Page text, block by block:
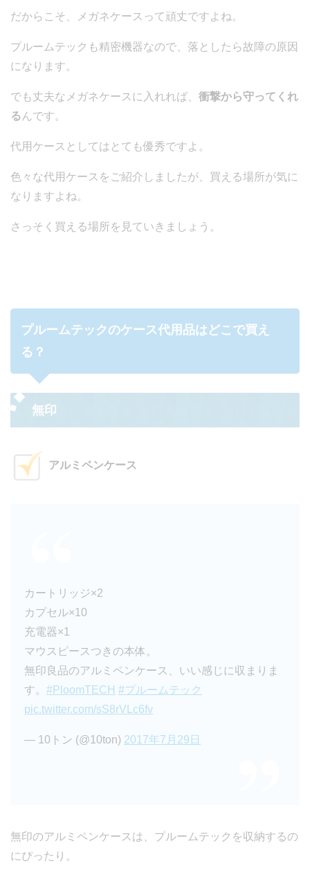
だからこそ、メガネケースって頑丈ですよね。
プルームテックも精密機器なので、落としたら故障の原因
になります。
でも丈夫なメガネケースに入れれば、 衝撃から守ってくれ
るんです。
代用ケースとしてはとても優秀ですよ。
色々な代用ケースをご紹介しましたが、買える場所が気に
なりますよね。
さっそく買える場所を見ていきましょう。
プルームテックのケース代用品はどこで買え
る？
無印
アルミペンケース
カートリッジ×2
カプセル×10
充電器×1
マウスピースつきの本体。
無印良品のアルミペンケース、いい感じに収まりま
す。 #PloomTECH #プルームテック
pic.twitter.com/sS8rVLc6fv
— 10トン (@10ton) 2017年7月29日
無印のアルミペンケースは、プルームテックを収納するの
にぴったり。